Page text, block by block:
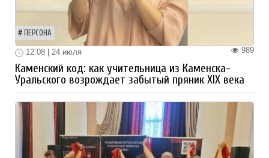
ПЕРСОНА
989
12:08 | 24 июля
Каменский код: как учительница из Каменска-
Уральского возрождает забытый пряник XIX века